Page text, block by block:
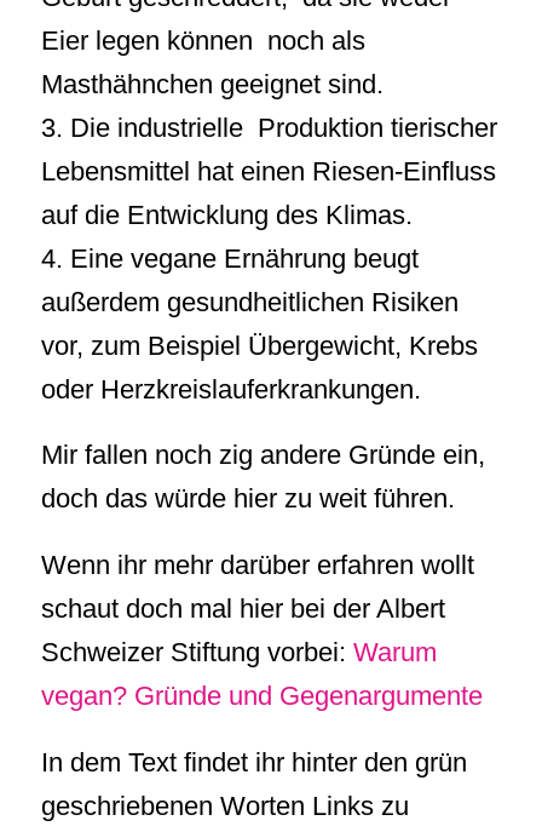
Eier legen können noch als
Masthähnchen geeignet sind.
3. Die industrielle Produktion tierischer
Lebensmittel hat einen Riesen-Einfluss
auf die Entwicklung des Klimas.
4. Eine vegane Ernährung beugt
außerdem gesundheitlichen Risiken
vor, zum Beispiel Übergewicht, Krebs
oder Herzkreislauferkrankungen.
Mir fallen noch zig andere Gründe ein,
doch das würde hier zu weit führen.
Wenn ihr mehr darüber erfahren wollt
schaut doch mal hier bei der Albert
Schweizer Stiftung vorbei: Warum
vegan? Gründe und Gegenargumente
In dem Text findet ihr hinter den grün
geschriebenen Worten Links zu